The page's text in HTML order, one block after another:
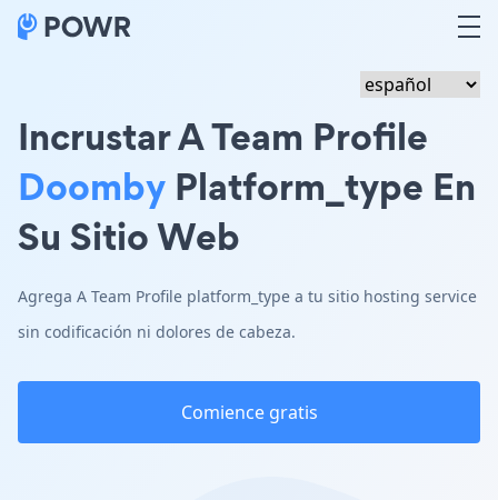
Incrustar A Team Profile
Doomby Platform_type En
Su Sitio Web
Agrega A Team Profile platform_type a tu sitio hosting service
sin codificación ni dolores de cabeza.
Comience gratis